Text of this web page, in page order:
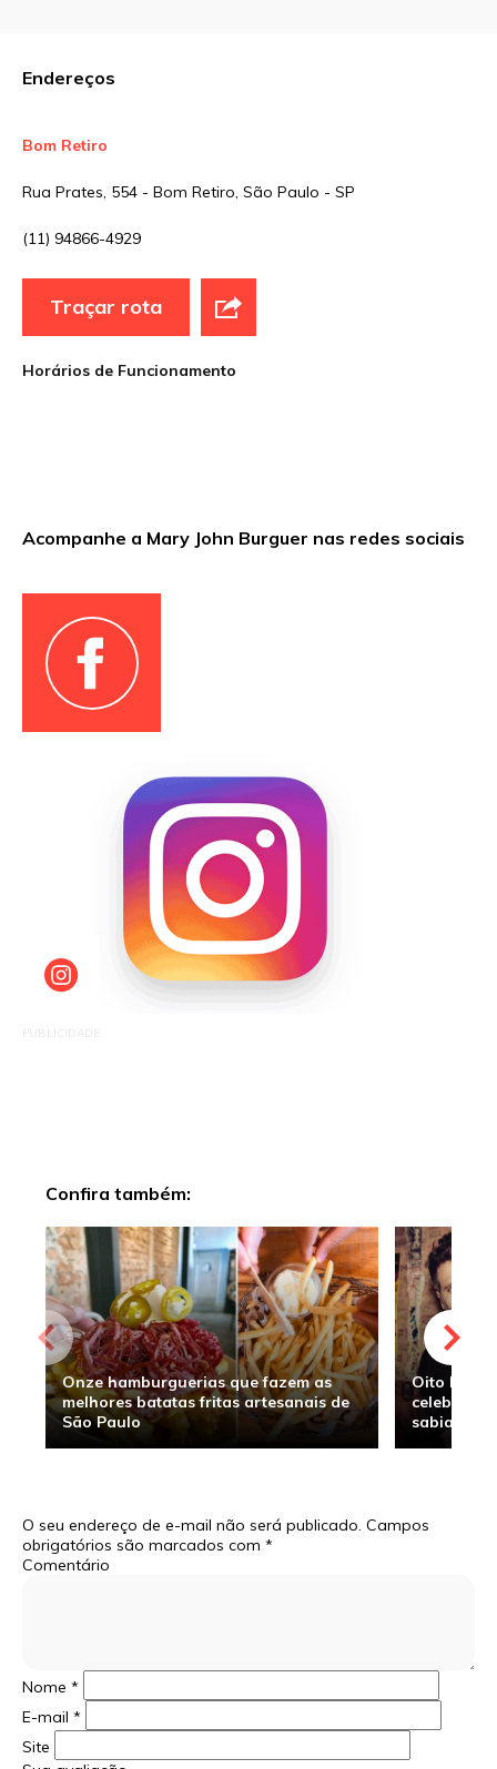
Endereços
Bom Retiro
Rua Prates, 554 - Bom Retiro, São Paulo - SP
(11) 94866-4929
Traçar rota
Horários de Funcionamento
Acompanhe a Mary John Burguer nas redes sociais
PUBLICIDADE
Confira também:
Onze hamburguerias que fazem as
melhores batatas fritas artesanais de
São Paulo
Oito
sabia
O seu endereço de e-mail não será publicado. Campos
obrigatórios são marcados com *
Comentário
Nome *
E-mail *
Site